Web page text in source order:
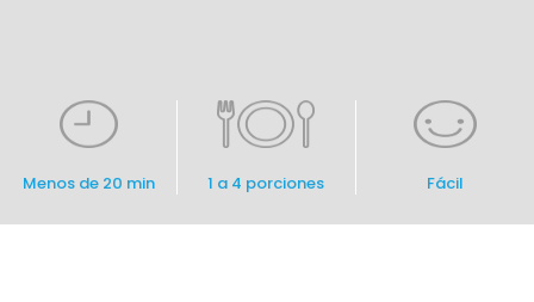
Menos de 20 min 1 a 4 porciones Fácil